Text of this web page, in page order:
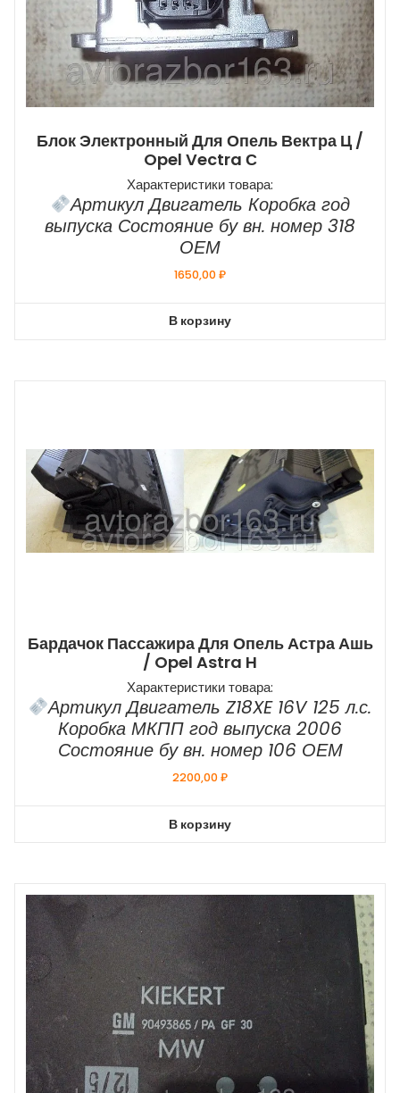
Блок Электронный Для Опель Вектра Ц /
Opel Vectra С
Характеристики товара:
Артикул Двигатель Коробка год
выпуска Состояние бу вн. номер 318
ОЕМ
1650,00₽
В корзину
Бардачок Пассажира Для Опель Астра Ашь
/ Opel Astra H
Характеристики товара:
Артикул Двигатель Z18XE 16V 125 л.с.
Коробка МКПП год выпуска 2006
Состояние бу вн. номер 106 ОЕМ
2200,00₽
В корзину